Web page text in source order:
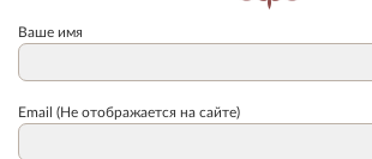
Ваше имя
Email (Не отображается на сайте)